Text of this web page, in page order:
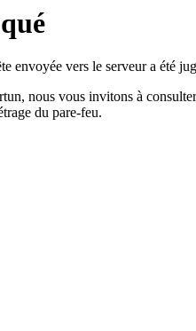
envoyée vers le serveur a été
nous vous invitons à
du pare-feu.